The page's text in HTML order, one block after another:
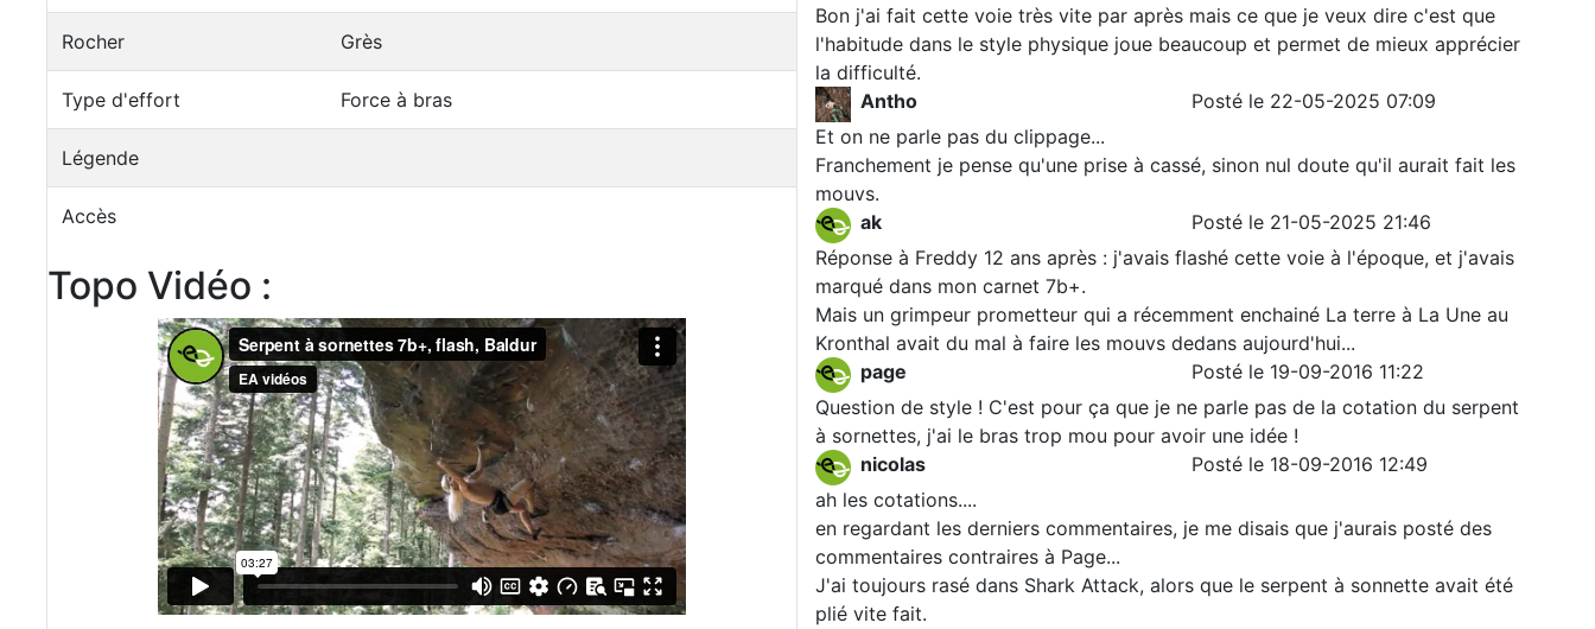
Rocher Grès
Type d'effort Force à bras
Légende
Accès
Topo Vidéo :
Bon j'ai fait cette voie très vite par après mais ce que je veux dire c'est que
l'habitude dans le style physique joue beaucoup et permet de mieux apprécier
la difficulté.
Antho
Posté le 22-05-2025 07:09
Et on ne parle pas du clippage...
Franchement je pense qu'une prise à cassé, sinon nul doute qu'il aurait fait les
mouvs.
ak
Posté le 21-05-2025 21:46
Réponse à Freddy 12 ans après : j'avais flashé cette voie à l'époque, et j'avais
marqué dans mon carnet 7b+.
Mais un grimpeur prometteur qui a récemment enchainé La terre à La Une au
Kronthal avait du mal à faire les mouvs dedans aujourd'hui...
page
Posté le 19-09-2016 11:22
Question de style ! C'est pour ça que je ne parle pas de la cotation du serpent
à sornettes, j'ai le bras trop mou pour avoir une idée !
nicolas
Posté le 18-09-2016 12:49
ah les cotations....
en regardant les derniers commentaires, je me disais que j'aurais posté des
commentaires contraires à Page...
J'ai toujours rasé dans Shark Attack, alors que le serpent à sonnette avait été
plié vite fait.